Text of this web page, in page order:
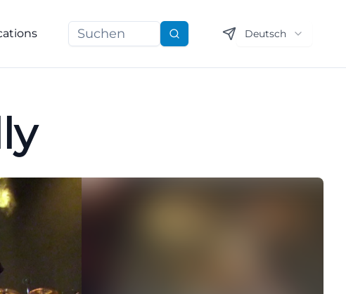
Suchen Deutsch